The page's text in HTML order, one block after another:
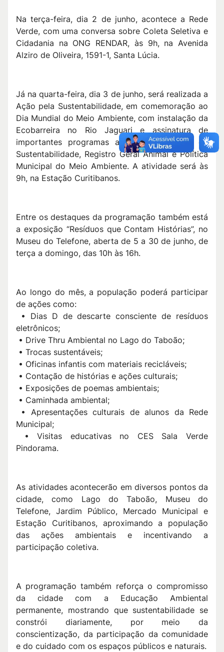
Na terça-feira, dia 2 de junho, acontece a Rede
Verde, com uma conversa sobre Coleta Seletiva e
Cidadania na ONG RENDAR, às 9h, na Avenida
Alziro de Oliveira, 1591-1, Santa Lúcia.
Já na quarta-feira, dia 3 de junho, será realizada a
Ação pela Sustentabilidade, em comemoração ao
Dia Mundial do Meio Ambiente, com instalação da
Ecobarreira no Rio Jaguari e assinatura de
importantes programas ambientais: Agenda da
Sustentabilidade, Registro Geral Animal e Política
Municipal do Meio Ambiente. A atividade será às
9h, na Estação Curitibanos.
Entre os destaques da programação também está
a exposição “Resíduos que Contam Histórias”, no
Museu do Telefone, aberta de 5 a 30 de junho, de
terça a domingo, das 10h às 16h.
Ao longo do mês, a população poderá participar
de ações como:
• Dias D de descarte consciente de resíduos
eletrônicos;
• Drive Thru Ambiental no Lago do Taboão;
• Trocas sustentáveis;
• Oficinas infantis com materiais recicláveis;
• Contação de histórias e ações culturais;
• Exposições de poemas ambientais;
• Caminhada ambiental;
• Apresentações culturais de alunos da Rede
Municipal;
• Visitas educativas no CES Sala Verde
Pindorama.
As atividades acontecerão em diversos pontos da
cidade, como Lago do Taboão, Museu do
Telefone, Jardim Público, Mercado Municipal e
Estação Curitibanos, aproximando a população
das ações ambientais e incentivando a
participação coletiva.
A programação também reforça o compromisso
da cidade com a Educação Ambiental
permanente, mostrando que sustentabilidade se
constrói diariamente, por meio da
conscientização, da participação da comunidade
e do cuidado com os espaços públicos e naturais.